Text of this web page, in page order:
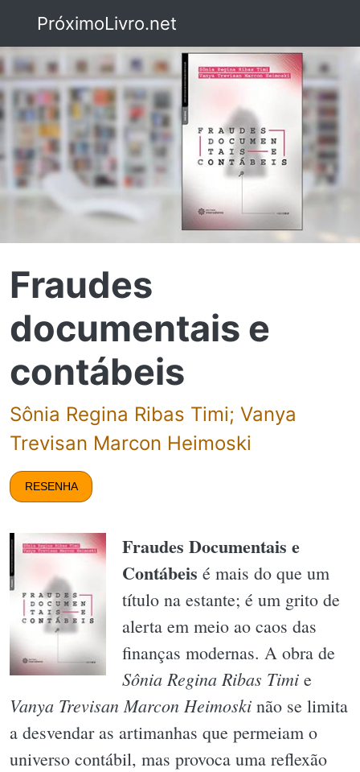
PróximoLivro.net
Fraudes
documentais e
contábeis
Sônia Regina Ribas Timi; Vanya
Trevisan Marcon Heimoski
RESENHA
Fraudes Documentais e
Contábeis é mais do que um
título na estante; é um grito de
alerta em meio ao caos das
finanças modernas. A obra de
Sônia Regina Ribas Timi e
Vanya Trevisan Marcon Heimoski não se limita
a desvendar as artimanhas que permeiam o
universo contábil, mas provoca uma reflexão